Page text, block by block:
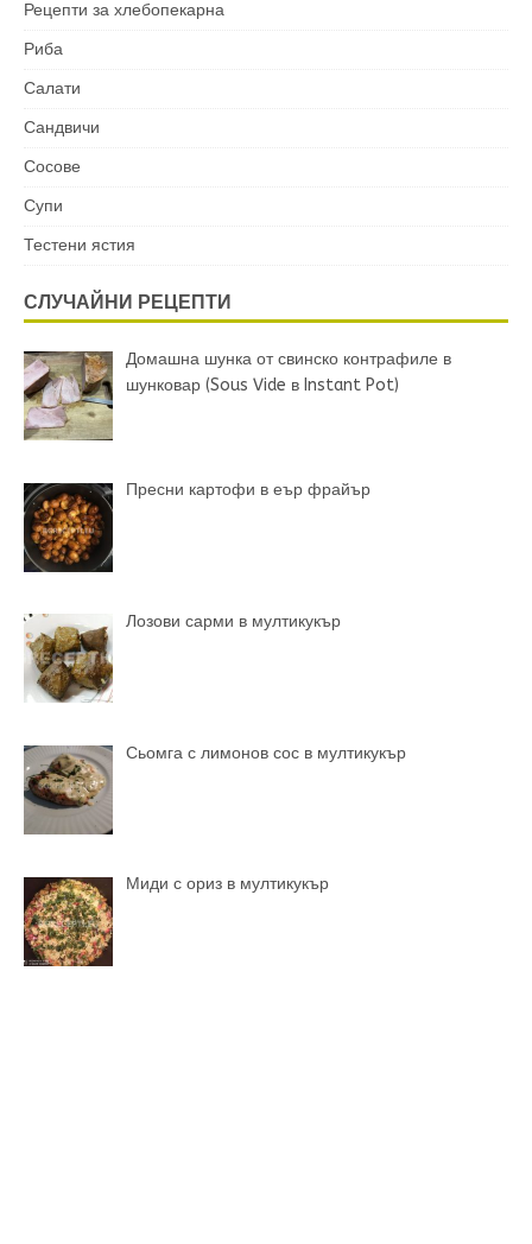
Рецепти за хлебопекарна
Риба
Салати
Сандвичи
Сосове
Супи
Тестени ястия
СЛУЧАЙНИ РЕЦЕПТИ
Домашна шунка от свинско контрафиле в
шунковар (Sous Vide в Instant Pot)
Пресни картофи в еър фрайър
Лозови сарми в мултикукър
Сьомга с лимонов сос в мултикукър
Миди с ориз в мултикукър